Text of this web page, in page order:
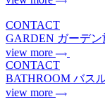
CONTACT
GARDEN ガーデ
view more
CONTACT
BATHROOM バス
view more